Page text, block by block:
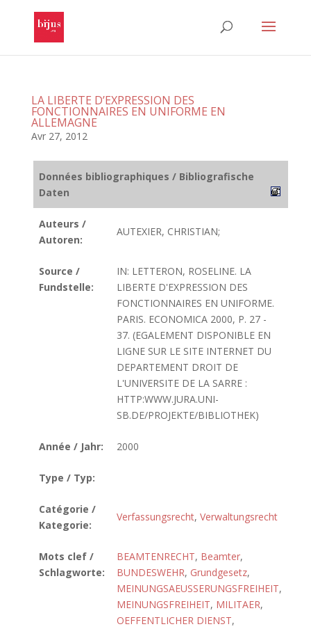
LA LIBERTE D’EXPRESSION DES
FONCTIONNAIRES EN UNIFORME EN
ALLEMAGNE
Avr 27, 2012
Données bibliographiques / Bibliografische
Daten
Auteurs /
Autoren:
AUTEXIER, CHRISTIAN;
Source /
Fundstelle:
IN: LETTERON, ROSELINE. LA
LIBERTE D'EXPRESSION DES
FONCTIONNAIRES EN UNIFORME.
PARIS. ECONOMICA 2000, P. 27 -
37. (EGALEMENT DISPONIBLE EN
LIGNE SUR LE SITE INTERNET DU
DEPARTEMENT DROIT DE
L'UNIVERSITE DE LA SARRE :
HTTP:WWW.JURA.UNI-
SB.DE/PROJEKTE/BIBLIOTHEK)
Année / Jahr: 2000
Type / Typ:
Catégorie /
Kategorie:
Verfassungsrecht, Verwaltungsrecht
Mots clef /
Schlagworte:
BEAMTENRECHT, Beamter,
BUNDESWEHR, Grundgesetz,
MEINUNGSAEUSSERUNGSFREIHEIT,
MEINUNGSFREIHEIT, MILITAER,
OEFFENTLICHER DIENST,